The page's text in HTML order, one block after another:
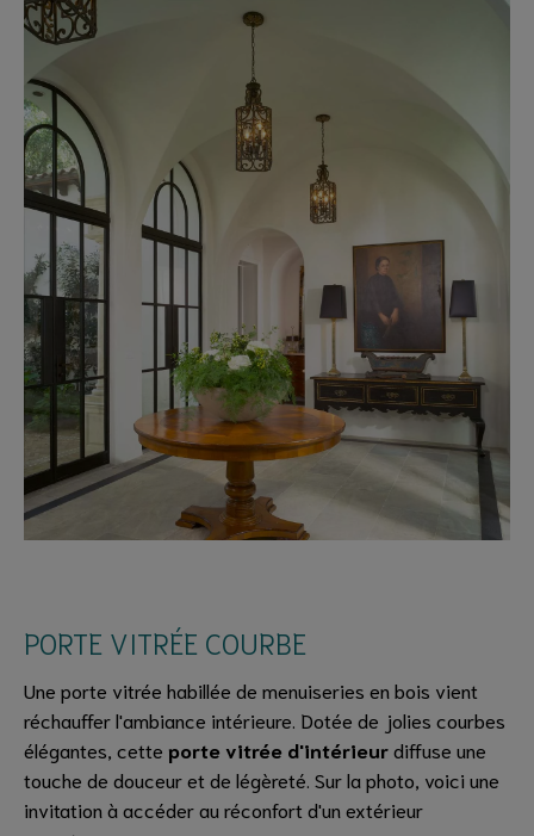
PORTE VITRÉE COURBE
Une porte vitrée habillée de menuiseries en bois vient
réchauffer l'ambiance intérieure. Dotée de jolies courbes
élégantes, cette porte vitrée d'intérieurdiffuse une
touche de douceur et de légèreté. Sur la photo, voici une
invitation à accéder au réconfort d'un extérieur